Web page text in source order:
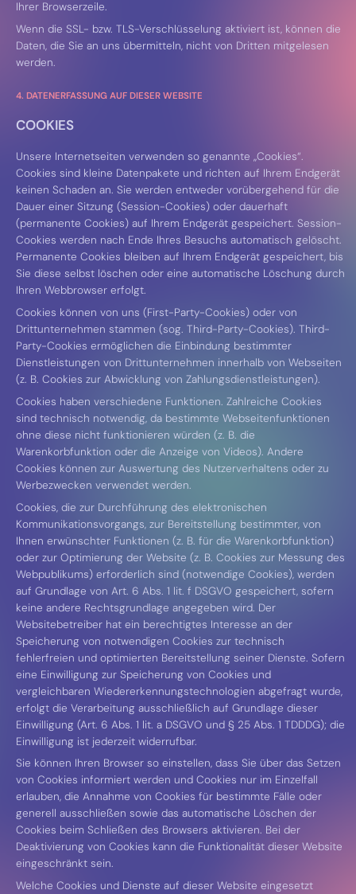
Ihrer Browserzeile.
Wenn die SSL- bzw. TLS-Verschlüsselung aktiviert ist, können die
Daten, die Sie an uns übermitteln, nicht von Dritten mitgelesen
werden.
4. DATENERFASSUNG AUF DIESER WEBSITE
COOKIES
Unsere Internetseiten verwenden so genannte „Cookies“.
Cookies sind kleine Datenpakete und richten auf Ihrem Endgerät
keinen Schaden an. Sie werden entweder vorübergehend für die
Dauer einer Sitzung (Session-Cookies) oder dauerhaft
(permanente Cookies) auf Ihrem Endgerät gespeichert. Session-
Cookies werden nach Ende Ihres Besuchs automatisch gelöscht.
Permanente Cookies bleiben auf Ihrem Endgerät gespeichert, bis
Sie diese selbst löschen oder eine automatische Löschung durch
Ihren Webbrowser erfolgt.
Cookies können von uns (First-Party-Cookies) oder von
Drittunternehmen stammen (sog. Third-Party-Cookies). Third-
Party-Cookies ermöglichen die Einbindung bestimmter
Dienstleistungen von Drittunternehmen innerhalb von Webseiten
(z. B. Cookies zur Abwicklung von Zahlungsdienstleistungen).
Cookies haben verschiedene Funktionen. Zahlreiche Cookies
sind technisch notwendig, da bestimmte Webseitenfunktionen
ohne diese nicht funktionieren würden (z. B. die
Warenkorbfunktion oder die Anzeige von Videos). Andere
Cookies können zur Auswertung des Nutzerverhaltens oder zu
Werbezwecken verwendet werden.
Cookies, die zur Durchführung des elektronischen
Kommunikationsvorgangs, zur Bereitstellung bestimmter, von
Ihnen erwünschter Funktionen (z. B. für die Warenkorbfunktion)
oder zur Optimierung der Website (z. B. Cookies zur Messung des
Webpublikums) erforderlich sind (notwendige Cookies), werden
auf Grundlage von Art. 6 Abs. 1 lit. f DSGVO gespeichert, sofern
keine andere Rechtsgrundlage angegeben wird. Der
Websitebetreiber hat ein berechtigtes Interesse an der
Speicherung von notwendigen Cookies zur technisch
fehlerfreien und optimierten Bereitstellung seiner Dienste. Sofern
eine Einwilligung zur Speicherung von Cookies und
vergleichbaren Wiedererkennungstechnologien abgefragt wurde,
erfolgt die Verarbeitung ausschließlich auf Grundlage dieser
Einwilligung (Art. 6 Abs. 1 lit. a DSGVO und § 25 Abs. 1 TDDDG); die
Einwilligung ist jederzeit widerrufbar.
Sie können Ihren Browser so einstellen, dass Sie über das Setzen
von Cookies informiert werden und Cookies nur im Einzelfall
erlauben, die Annahme von Cookies für bestimmte Fälle oder
generell ausschließen sowie das automatische Löschen der
Cookies beim Schließen des Browsers aktivieren. Bei der
Deaktivierung von Cookies kann die Funktionalität dieser Website
eingeschränkt sein.
Welche Cookies und Dienste auf dieser Website eingesetzt